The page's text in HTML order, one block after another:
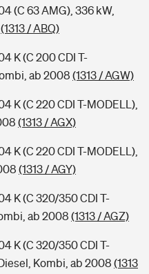
(C 63 AMG), 336 kW,
(1313 / ABQ)
K (C 200 CDI T-
ab 2008 (1313 / AGW)
K (C 220 CDI T-MODELL),
(1313 / AGX)
K (C 220 CDI T-MODELL),
(1313 / AGY)
K (C 320/350 CDI T-
ab 2008 (1313 / AGZ)
K (C 320/350 CDI T-
Kombi, ab 2008 (1313